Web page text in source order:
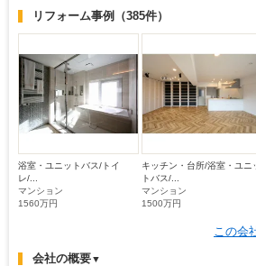
リフォーム事例 （385件）
浴室・ユニットバス/トイ
レ/...
マンション
1560万円
キッチン・台所/浴室・ユニ
トバス/...
マンション
1500万円
この会
会社の概要▼